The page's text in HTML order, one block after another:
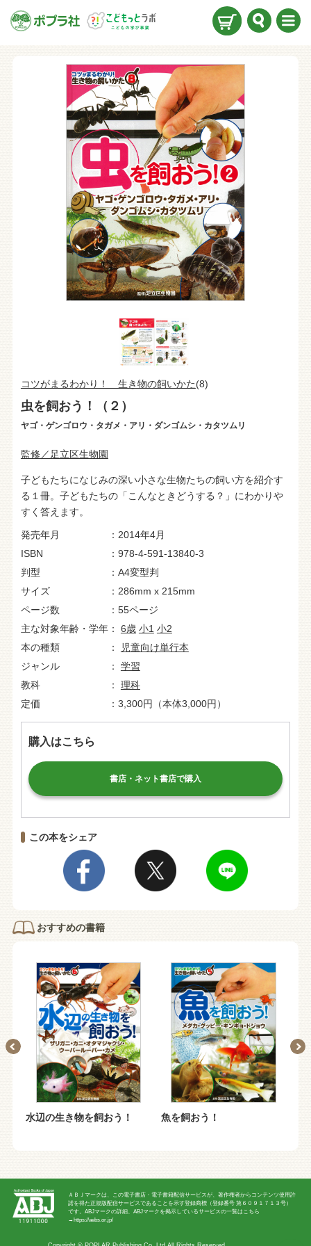
コツがまるわかり！ 生き物の飼いかた(8)
虫を飼おう！（２）
ヤゴ・ゲンゴロウ・タガメ・アリ・ダンゴムシ・カタツムリ
監修／足立区生物園
子どもたちになじみの深い小さな生物たちの飼い方を紹介す
る１冊。子どもたちの「こんなときどうする？」にわかりや
すく答えます。
発売年月
2014年4月
ISBN
978-4-591-13840-3
判型
A4変型判
サイズ
286mm x 215mm
ページ数
55ページ
主な対象年齢・学年
6歳 小1 小2
本の種類
児童向け単行本
ジャンル
学習
教科
理科
定価
3,300円（本体3,000円）
購入はこちら
書店・ネット書店で購入
この本をシェア
おすすめの書籍
水辺の生き物を飼おう！ 魚を飼おう！
ＡＢＪマークは、この電子書店・電子書籍配信サービスが、著作権者からコンテンツ使用許
諾を得た正規版配信サービスであることを示す登録商標（登録番号 第６０９１７１３号）
です。ABJマークの詳細、ABJマークを掲示しているサービスの一覧はこちら
→ https://aebs.or.jp/